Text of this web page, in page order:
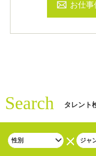
お仕
Search タレント